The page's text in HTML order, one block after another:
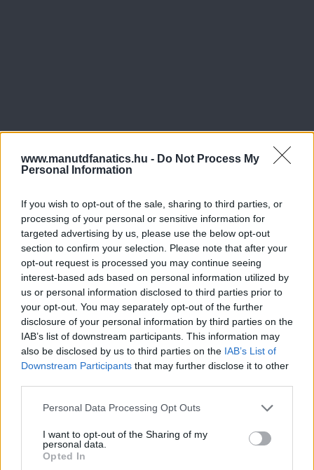
www.manutdfanatics.hu - Do Not Process My
Personal Information
If you wish to opt-out of the sale, sharing to third parties, or
processing of your personal or sensitive information for
targeted advertising by us, please use the below opt-out
section to confirm your selection. Please note that after your
opt-out request is processed you may continue seeing
interest-based ads based on personal information utilized by
us or personal information disclosed to third parties prior to
your opt-out. You may separately opt-out of the further
disclosure of your personal information by third parties on the
IAB’s list of downstream participants. This information may
also be disclosed by us to third parties on the IAB’s List of
Downstream Participants that may further disclose it to other
Please note that this website/app uses one or more Google
not limited to your visit or usage behaviour. You may click to
grant or deny consent to Google and its third-party tags to
use your data for below specified purposes in below Google
Personal Data Processing Opt Outs
I want to opt-out of the Sharing of my
personal data.
Opted In